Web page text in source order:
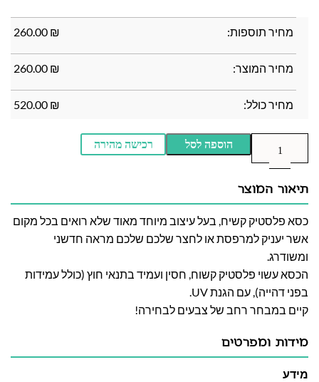
מחיר תוספות: ₪
260.00
מחיר המוצר: ₪
260.00
מחיר כולל: ₪
520.00
הוספה לסל רכישה מהירה
תיאור המוצר
כסא פלסטיק קשיח, בעל עיצוב מיוחד מאוד שלא רואים בכל מקום
אשר יעניק למרפסת או לחצר שלכם שלכם מראה חדשני
ומשודרג.
הכסא עשוי פלסטיק קשוח, חסין ועמיד בתנאי חוץ (כולל עמידות
בפני דהייה), עם הגנת UV.
קיים במבחר רחב של צבעים לבחירה!
מידות ומפרטים
מידע